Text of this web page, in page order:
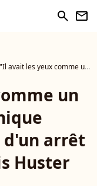
search newsletter
"Il avait les yeux comme un mort" : Dominique Besnehard victime d'un arrêt cardiaque, Francis Huster raconte
un
d'un arrêt
Huster